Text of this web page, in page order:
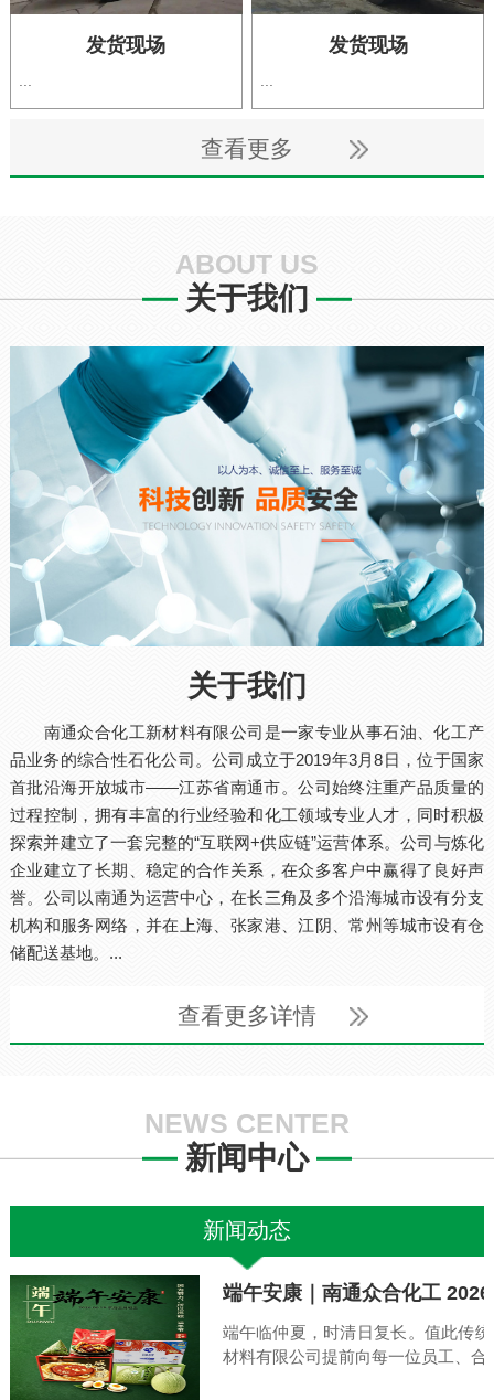
发货现场
...
发货现场
...
查看更多
ABOUT US
关于我们
关于我们
南通众合化工新材料有限公司是一家专业从事石油、化工产
品业务的综合性石化公司。公司成立于2019年3月8日，位于国家
首批沿海开放城市——江苏省南通市。公司始终注重产品质量的
过程控制，拥有丰富的行业经验和化工领域专业人才，同时积极
探索并建立了一套完整的“互联网+供应链”运营体系。公司与炼化
企业建立了长期、稳定的合作关系，在众多客户中赢得了良好声
誉。公司以南通为运营中心，在长三角及多个沿海城市设有分支
机构和服务网络，并在上海、张家港、江阴、常州等城市设有仓
储配送基地。...
查看更多详情
NEWS CENTER
新闻中心
新闻动态
端午安康｜南通众合化工
端午临仲夏，时清日复长。值此传
材料有限公司提前向每一位员工、合